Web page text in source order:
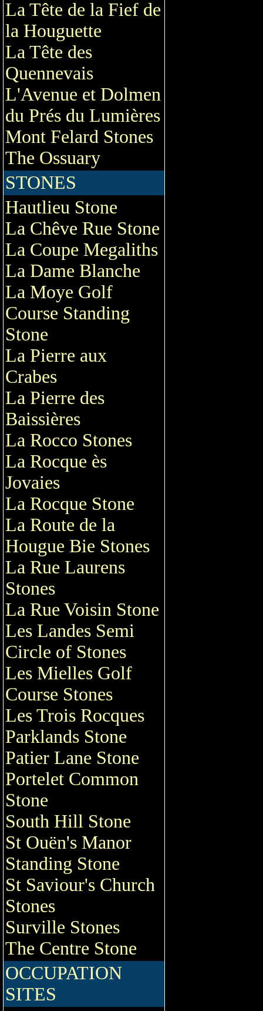
La Tête de la Fief de
la Houguette
La Tête des
Quennevais
L'Avenue et Dolmen
du Prés du Lumières
Mont Felard Stones
The Ossuary
STONES
Hautlieu Stone
La Chêve Rue Stone
La Coupe Megaliths
La Dame Blanche
La Moye Golf
Course Standing
Stone
La Pierre aux
Crabes
La Pierre des
Baissières
La Rocco Stones
La Rocque ès
Jovaies
La Rocque Stone
La Route de la
Hougue Bie Stones
La Rue Laurens
Stones
La Rue Voisin Stone
Les Landes Semi
Circle of Stones
Les Mielles Golf
Course Stones
Les Trois Rocques
Parklands Stone
Patier Lane Stone
Portelet Common
Stone
South Hill Stone
St Ouën's Manor
Standing Stone
St Saviour's Church
Stones
Surville Stones
The Centre Stone
OCCUPATION
SITES